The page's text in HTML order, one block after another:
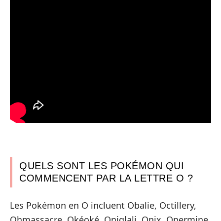
QUELS SONT LES POKÉMON QUI
COMMENCENT PAR LA LETTRE O ?
Les Pokémon en O incluent Obalie, Octillery,